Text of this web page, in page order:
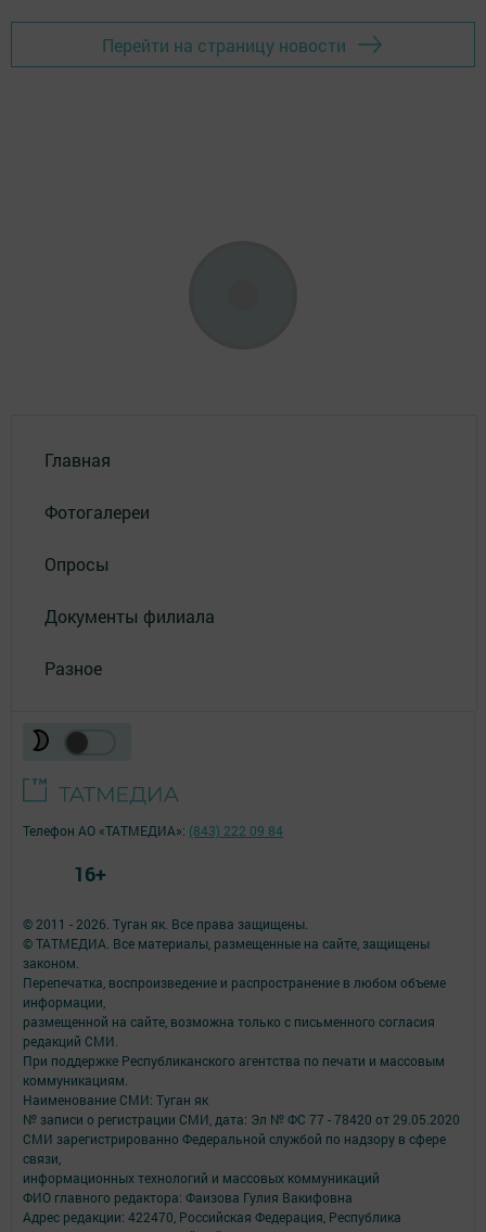
Перейти на страницу новости
Главная
Фотогалереи
Опросы
Документы филиала
Разное
© 2011 - 2026. Туган як. Все права защищены.
© ТАТМЕДИА. Все материалы, размещенные на сайте, защищены
законом.
Перепечатка, воспроизведение и распространение в любом объеме
информации,
размещенной на сайте, возможна только с письменного согласия
редакций СМИ.
При поддержке Республиканского агентства по печати и массовым
коммуникациям.
Наименование СМИ: Туган як
№ записи о регистрации СМИ, дата: Эл № ФС 77 - 78420 от 29.05.2020
СМИ зарегистрированно Федеральной службой по надзору в сфере
связи,
информационных технологий и массовых коммуникаций
ФИО главного редактора: Фаизова Гулия Вакифовна
Адрес редакции: 422470, Российская Федерация, Республика
Телефон АО «ТАТМЕДИА»: (843) 222 09 84
16+